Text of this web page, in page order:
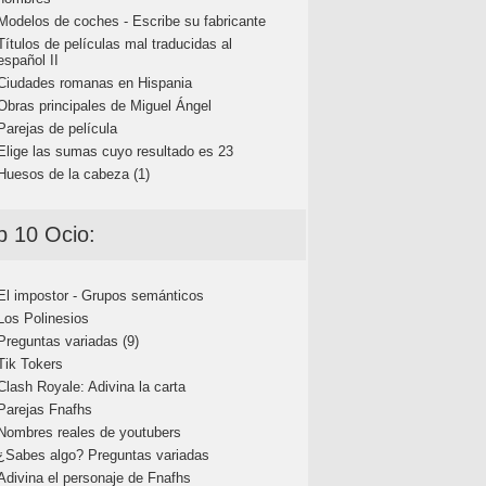
de coches - Escribe su fabricante
de películas mal traducidas al
II
romanas en Hispania
principales de Miguel Ángel
de película
las sumas cuyo resultado es 23
de la cabeza (1)
10 Ocio:
impostor - Grupos semánticos
Polinesios
variadas (9)
Tokers
Royale: Adivina la carta
Fnafhs
reales de youtubers
algo? Preguntas variadas
el personaje de Fnafhs